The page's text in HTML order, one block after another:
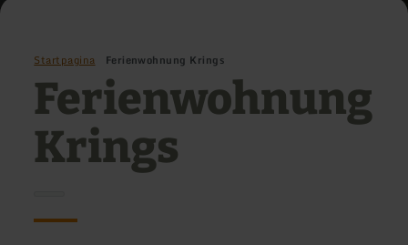
Startpagina Ferienwohnung Krings
Ferienwohnung
Krings